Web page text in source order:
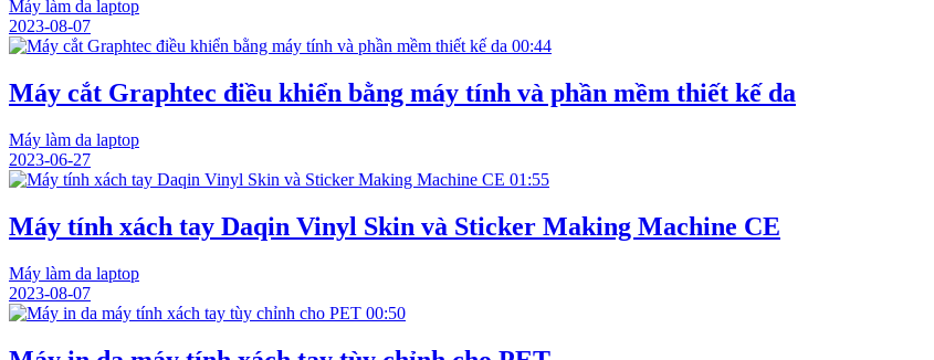
Máy làm da laptop
2023-08-07
00:44
Máy cắt Graphtec điều khiển bằng máy tính và phần mềm thiết kế da
Máy làm da laptop
2023-06-27
01:55
Máy tính xách tay Daqin Vinyl Skin và Sticker Making Machine CE
Máy làm da laptop
2023-08-07
00:50